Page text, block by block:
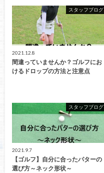
スタッフブログ
2021.12.8
間違っていませんか？ゴルフにお
けるドロップの方法と注意点
スタッフブログ
2021.9.7
【ゴルフ】自分に合ったパターの
選び方～ネック形状～